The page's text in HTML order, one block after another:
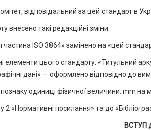
відповідальний за цей стандарт в
внесено такі редакційні зміни:
частина ISO 3864» замінено на «цей
елементи цього стандарту: «Титульний
дані» — оформлено відповідно до
одиниці фізичної величини: mm на
2 «Нормативні посилання» та до
ВСТУП